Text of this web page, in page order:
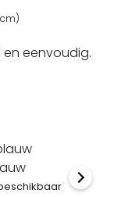
eenvoudig.
Direct